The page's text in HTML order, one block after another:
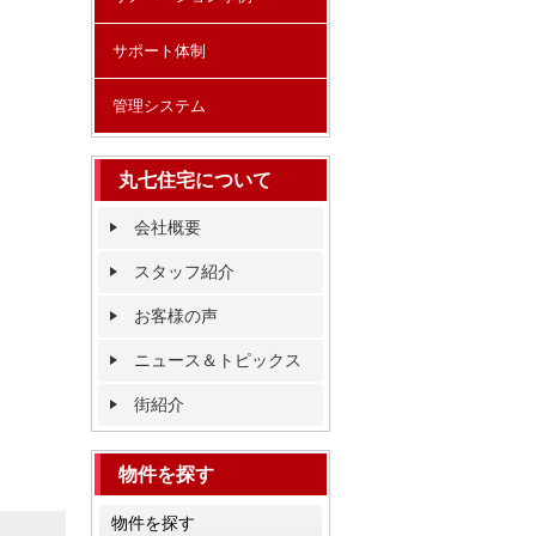
サポート体制
管理システム
丸七住宅について
会社概要
スタッフ紹介
お客様の声
ニュース＆トピックス
街紹介
物件を探す
物件を探す